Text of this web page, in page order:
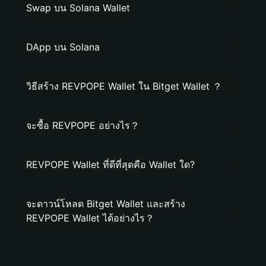
Swap บน Solana Wallet
DApp บน Solana
วิธีสร้าง REVPOPE Wallet ใน Bitget Wallet ？
จะซื้อ REVPOPE อย่างไร？
REVPOPE Wallet ที่ดีที่สุดคือ Wallet ใด?
จะดาวน์โหลด Bitget Wallet และสร้าง
REVPOPE Wallet ได้อย่างไร？